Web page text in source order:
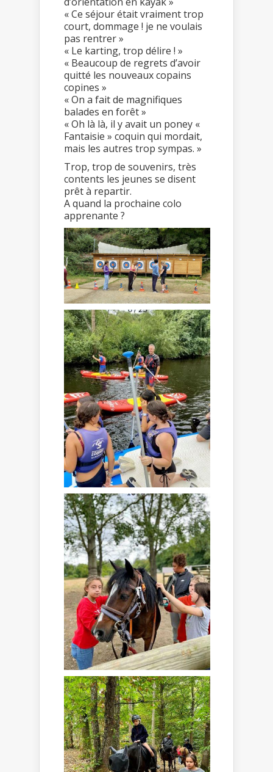
« Ce séjour était vraiment trop
court, dommage ! je ne voulais
pas rentrer »
« Le karting, trop délire ! »
« Beaucoup de regrets d’avoir
quitté les nouveaux copains
copines »
« On a fait de magnifiques
balades en forêt »
« Oh là là, il y avait un poney «
Fantaisie » coquin qui mordait,
mais les autres trop sympas. »
Trop, trop de souvenirs, très
contents les jeunes se disent
prêt à repartir.
A quand la prochaine colo
apprenante ?